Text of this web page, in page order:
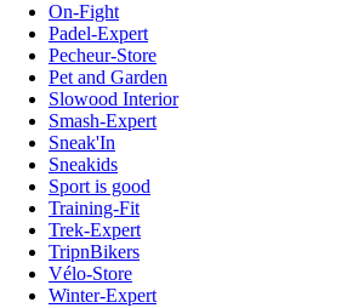
On-Fight
Padel-Expert
Pecheur-Store
Pet and Garden
Slowood Interior
Smash-Expert
Sneak'In
Sneakids
Sport is good
Training-Fit
Trek-Expert
TripnBikers
Vélo-Store
Winter-Expert